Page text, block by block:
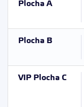
Plocha A
Plocha B
VIP Plocha C